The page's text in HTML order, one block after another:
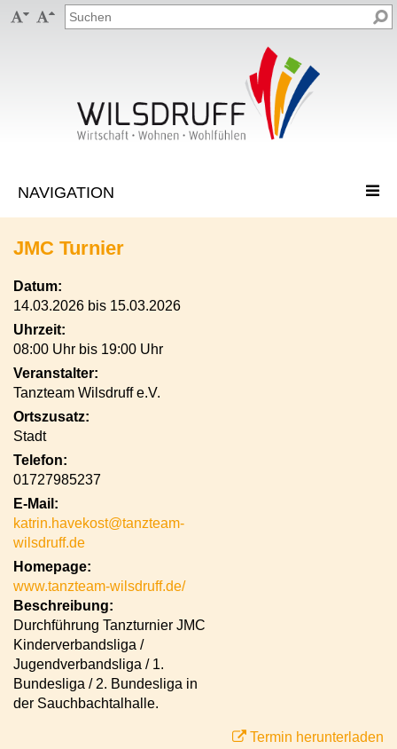
 
JMC Turnier
Datum:
14.03.2026 bis 15.03.2026
Uhrzeit:
08:00 Uhr bis 19:00 Uhr
Veranstalter:
Tanzteam Wilsdruff e.V.
Ortszusatz:
Stadt
Telefon:
01727985237
E-Mail:
katrin.havekost@tanzteam-
wilsdruff.de
Homepage:
www.tanzteam-wilsdruff.de/
Beschreibung:
Durchführung Tanzturnier JMC
Kinderverbandsliga /
Jugendverbandsliga / 1.
Bundesliga / 2. Bundesliga in
der Sauchbachtalhalle.
Termin herunterladen